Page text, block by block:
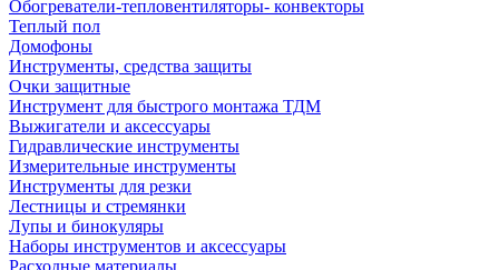
Обогреватели-тепловентиляторы- конвекторы
Теплый пол
Домофоны
Инструменты, средства защиты
Очки защитные
Инструмент для быстрого монтажа ТДМ
Выжигатели и аксессуары
Гидравлические инструменты
Измерительные инструменты
Инструменты для резки
Лестницы и стремянки
Лупы и бинокуляры
Наборы инструментов и аксессуары
Расходные материалы